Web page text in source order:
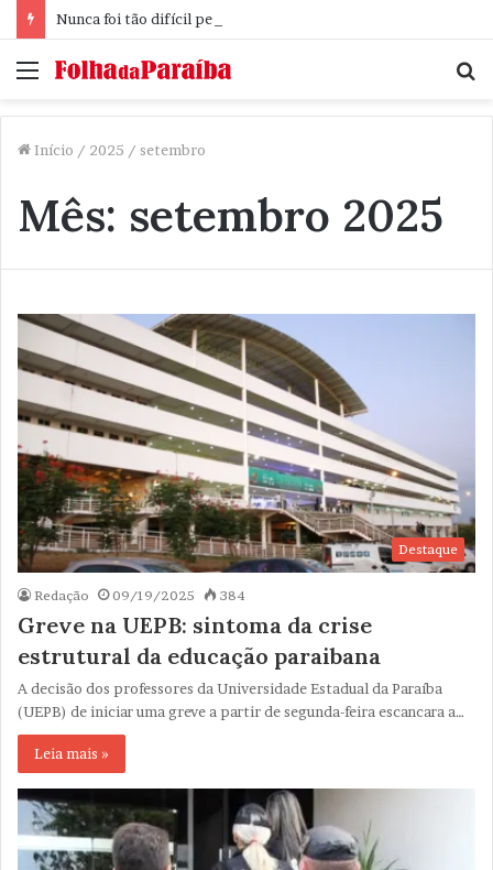
Nunca foi tão difícil pensar
Menu
Início / 2025 / setembro
Mês: setembro 2025
Destaque
Redação 09/19/2025 384
Greve na UEPB: sintoma da crise
estrutural da educação paraibana
A decisão dos professores da Universidade Estadual da Paraíba
(UEPB) de iniciar uma greve a partir de segunda-feira escancara a…
Leia mais »